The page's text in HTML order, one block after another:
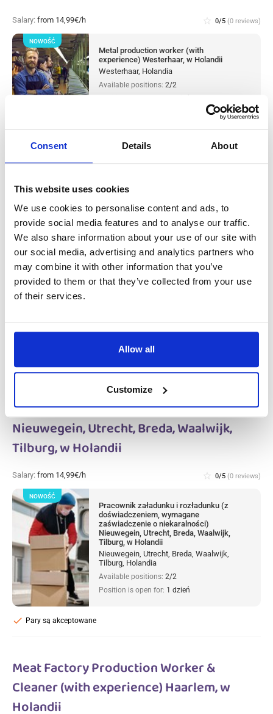
Consent Details About
This website uses cookies
We use cookies to personalise content and ads, to
provide social media features and to analyse our traffic.
We also share information about your use of our site with
our social media, advertising and analytics partners who
may combine it with other information that you’ve
provided to them or that they’ve collected from your use
of their services.
Allow all
Customize
Salary: from 14,99€/h star_border 0/5 (0 reviews)
Metal production worker (with
experience) Westerhaar, w Holandii
Westerhaar, Holandia
Available positions: 2/2
NOWOŚĆ
Holandii
Salary:from 14,99€/h star_border 0/5(0 reviews)
Knapen Service
Tilburg, Holandia
Available positions:10/10
Pracownik załadunku i rozładunku (z
doświadczeniem, wymagane
zaświadczenie o niekaralności)
Nieuwegein, Utrecht, Breda, Waalwijk,
Tilburg, w Holandii
Salary: from 14,99€/h star_border 0/5 (0 reviews)
Pracownik załadunku i rozładunku (z
doświadczeniem, wymagane
zaświadczenie o niekaralności)
Nieuwegein, Utrecht, Breda, Waalwijk,
Tilburg, w Holandii
Nieuwegein, Utrecht, Breda, Waalwijk,
Tilburg, Holandia
Available positions: 2/2
Position is open for: 1 dzień
Pary są akceptowane
check
NOWOŚĆ
Meat Factory Production Worker &
Cleaner (with experience) Haarlem, w
Holandii